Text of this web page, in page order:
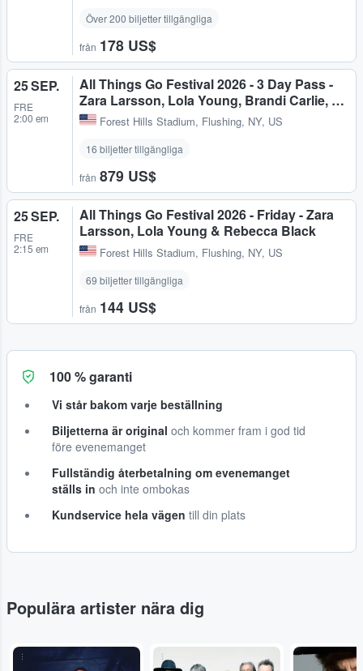
Över 200 biljetter tillgängliga
från 178 US$
25 SEP.
FRE
2:00 em
All Things Go Festival 2026 - 3 Day Pass -
Zara Larsson, Lola Young, Brandi Carlie, …
Forest Hills Stadium, Flushing, NY, US
16 biljetter tillgängliga
från 879 US$
25 SEP.
FRE
2:15 em
All Things Go Festival 2026 - Friday - Zara
Larsson, Lola Young & Rebecca Black
Forest Hills Stadium, Flushing, NY, US
69 biljetter tillgängliga
från 144 US$
100 % garanti
Vi står bakom varje beställning
Biljetterna är original och kommer fram i god tid
före evenemanget
Fullständig återbetalning om evenemanget
ställs in och inte ombokas
Kundservice hela vägen till din plats
Populära artister nära dig
... ...